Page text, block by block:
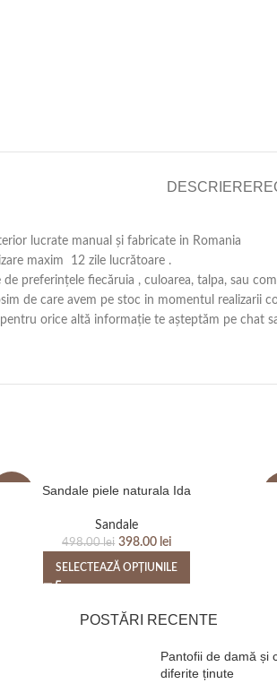
DESCRIERE
lucrate manual și fabricate in Romania
maxim 12 zile lucrătoare .
preferințele fiecăruia , culoarea, talpa, sau
de care avem pe stoc in momentul realizarii
orice altă informație te așteptăm pe chat
Sandale piele naturala Ida
Sandale
498.00lei 398.00 lei
SELECTEAZĂ OPȚIUNILE
POSTĂRI RECENTE
Pantofii de damă și
diferite ținute